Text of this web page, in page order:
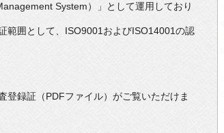
System）」として運用しており
範囲として、ISO9001およびISO14001の認
登録証（PDFファイル）がご覧いただけま